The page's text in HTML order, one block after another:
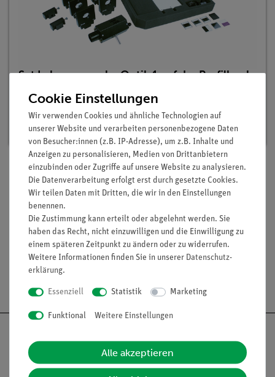
Set Lehrerversuche Optik 1 auf der Profilbank
Artikel-Nr.: 15560-88 | Typ: Set
Lieferzeit: Vorrätig
Lieferumfang
Media / Downloads
Nach oben
Cookie Einstellungen
Wir verwenden Cookies und ähnliche Technologien auf
unserer Website und verarbeiten personenbezogene Daten
von Besucher:innen (z.B. IP-Adresse), um z.B. Inhalte und
Anzeigen zu personalisieren, Medien von Drittanbietern
einzubinden oder Zugriffe auf unsere Website zu analysieren.
Die Datenverarbeitung erfolgt erst durch gesetzte Cookies.
Wir teilen Daten mit Dritten, die wir in den Einstellungen
benennen.
Die Zustimmung kann erteilt oder abgelehnt werden. Sie
haben das Recht, nicht einzuwilligen und die Einwilligung zu
einem späteren Zeitpunkt zu ändern oder zu widerrufen.
Weitere Informationen finden Sie in unserer Daten­schutz­
erklärung.
Essenziell Statistik Marketing
Funktional Weitere Einstellungen
Alle akzeptieren